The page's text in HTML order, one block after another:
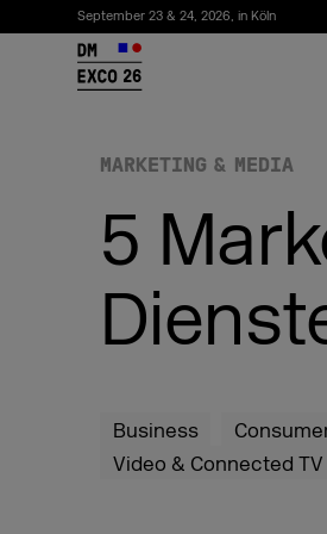
September 23 & 24, 2026, in Köln
26
Newsletter
MARKETING & MEDIA
5
Business
Video & Connected TV